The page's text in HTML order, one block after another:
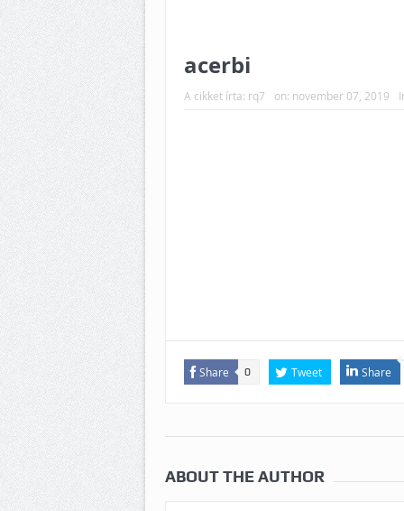
acerbi
A cikket írta: rq7 on: november 07, 2019
Share 0 Tweet Share
ABOUT THE AUTHOR